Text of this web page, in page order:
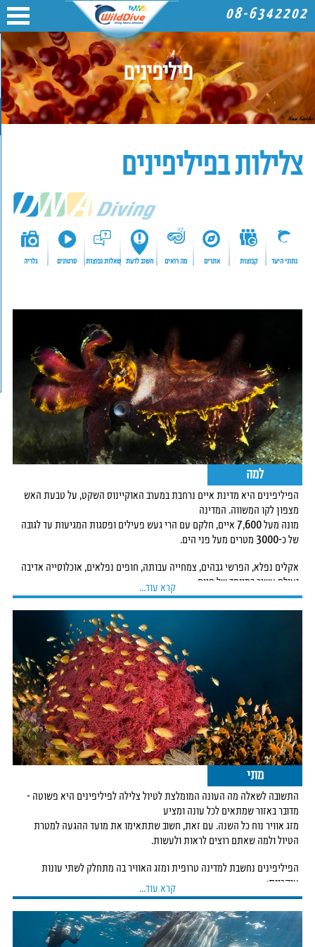
פיליפינים
08-6342202
צלילות בפיליפינים
נתוני היעד קבוצות אתרים מה רואים חשוב לדעת שאלות נפוצות סרטונים גלריה
למה
הפיליפינים היא מדינת איים נרחבת במערב האוקיינוס השקט, על טבעת האש
מצפון לקו המשווה. המדינה
מונה מעל 7,600 איים, חלקם עם הרי געש פעילים ופסגות המגיעות עד לגובה
של כ-3000 מטרים מעל פני הים.
אקלים נפלא, הפרשי גבהים, צמחייה עבותה, חופים נפלאים, אוכלוסייה אדיבה
ועולם עשיר במיוחד של חיים
תת-ימיים, הופכים את הפיליפינים לאחד מהיעדים המעניינים והמובילים בעולם
הצלילות. המדינה ממוקמת
בלב המשולש האלמוגים, האזור בעל המגוון הביולוגי הימי העשיר ביותר בעולם,
בפיליפינים ישנם אתרי צלילה מהמובילים בעולם, אך הם פזורים באזורים שונים
ומרוחקים. לכן, לפני טיול צלילה
לפיליפינים תצטרכו לבחור מראש מה מעניין אתכם ומה אתם רוצים לראות, כדי
לתכנן את הנסיעה בהתאם.
אזורי הצלילה המובילים בפיליפינים
צלילות בפיליפינים מספקות מגוון רחב של אטרקציות - ממפגשים עם יצורים
ענקיים כמו כרישי לוויתן, ועד
לצלילות מאקרו לחיפוש יצורים זעירים ונדירים. הנה כמה מאתרי הצלילה
שאנחנו ממליצים לבקר בהם:
אזורים אלה מציעים לכם חוויות ייחודיות, במיוחד אם אתם מחפשים חווית
צלילה עם כרישים. Donsol ידועה
כאחד המקומות הטובים בעולם לצלילה או שנירקול לצד כרישי לוויתן. בין ינואר
לאפריל, התקופה בה שורצים
הפלנקטונים, ניתן לצפות בעשרות כרישי לוויתן המגיעים לאזור. South Leyte
קרא עוד...
מתי
התשובה לשאלה מה העונה המומלצת לטיול צלילה לפיליפינים היא פשוטה -
מדובר באזור שמתאים לכל עונה ומציע
מזג אוויר נוח כל השנה. עם זאת, חשוב שתתאימו את מועד ההגעה למטרת
הטיול ולמה שאתם רוצים לראות ולעשות.
הפיליפינים נחשבת למדינה טרופית ומזג האוויר בה מתחלק לשתי עונות
עיקריות:
העונה היבשה:בין אוקטובר למאי, כשהטמפרטורה נעה בין 25-35 מעלות.
העונה הרטובה:בין יוני לספטמבר, כשהטמפרטורה נעה בין 21-30 מעלות.
קרא עוד...